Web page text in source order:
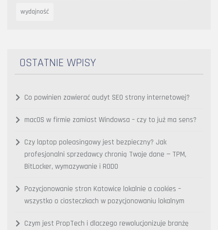
wydajność
OSTATNIE WPISY
Co powinien zawierać audyt SEO strony internetowej?
macOS w firmie zamiast Windowsa – czy to już ma sens?
Czy laptop poleasingowy jest bezpieczny? Jak
profesjonalni sprzedawcy chronią Twoje dane — TPM,
BitLocker, wymazywanie i RODO
Pozycjonowanie stron Katowice lokalnie a cookies –
wszystko o ciasteczkach w pozycjonowaniu lokalnym
Czym jest PropTech i dlaczego rewolucjonizuje branżę